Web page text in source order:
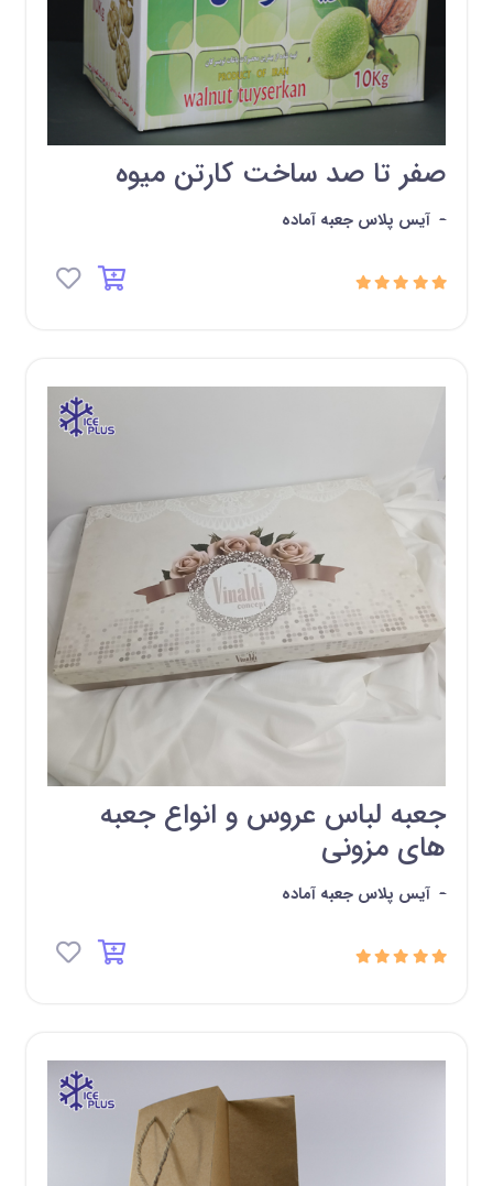
صفر تا صد ساخت کارتن میوه
- آیس پلاس جعبه آماده
جعبه لباس عروس و انواع جعبه
های مزونی
- آیس پلاس جعبه آماده